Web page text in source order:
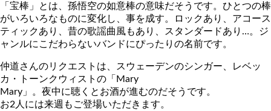
「宝棒」とは、孫悟空の如意棒の意味だそうです。ひとつの棒
がいろいろなものに変化し、事を成す。ロックあり、アコース
ティックあり、昔の歌謡曲風もあり、スタンダードあり…。ジ
ャンルにこだわらないバンドにぴったりの名前です。
仲道さんのリクエストは、スウェーデンのシンガー、レベッ
カ・トーンクウィストの「Mary
Mary」。夜中に聴くとお酒が進むのだそうです。
お2人には来週もご登場いただきます。